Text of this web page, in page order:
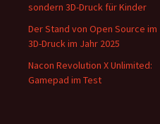
sondern 3D-Druck für Kinder
Der Stand von Open Source im
3D-Druck im Jahr 2025
Nacon Revolution X Unlimited:
Gamepad im Test